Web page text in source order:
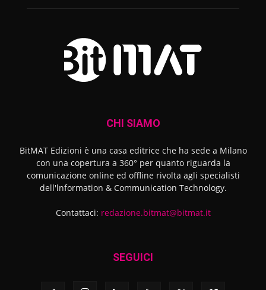
CHI SIAMO
BitMAT Edizioni è una casa editrice che ha sede a Milano
con una copertura a 360° per quanto riguarda la
comunicazione online ed offline rivolta agli specialisti
dell'lnformation & Communication Technology.
Contattaci: redazione.bitmat@bitmat.it
SEGUICI